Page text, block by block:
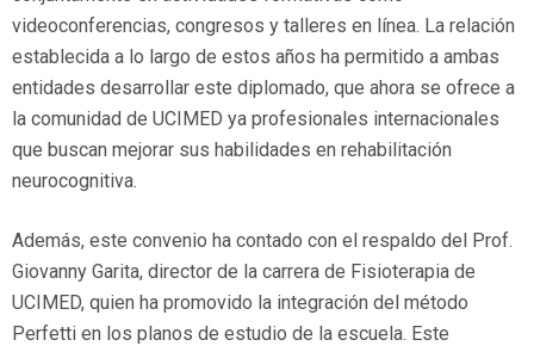
videoconferencias, congresos y talleres en línea. La relación
establecida a lo largo de estos años ha permitido a ambas
entidades desarrollar este diplomado, que ahora se ofrece a
la comunidad de UCIMED ya profesionales internacionales
que buscan mejorar sus habilidades en rehabilitación
neurocognitiva.
Además, este convenio ha contado con el respaldo del Prof.
Giovanny Garita, director de la carrera de Fisioterapia de
UCIMED, quien ha promovido la integración del método
Perfetti en los planos de estudio de la escuela. Este